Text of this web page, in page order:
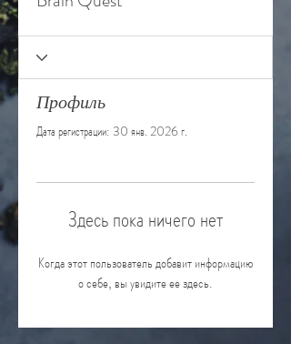
Профиль
Дата регистрации: 30 янв. 2026 г.
Здесь пока ничего нет
Когда этот пользователь добавит информацию
о себе, вы увидите ее здесь.